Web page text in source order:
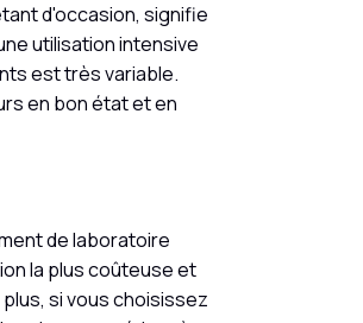
d'occasion, signifie
utilisation intensive
est très variable.
en bon état et en
de laboratoire
la plus coûteuse et
si vous choisissez